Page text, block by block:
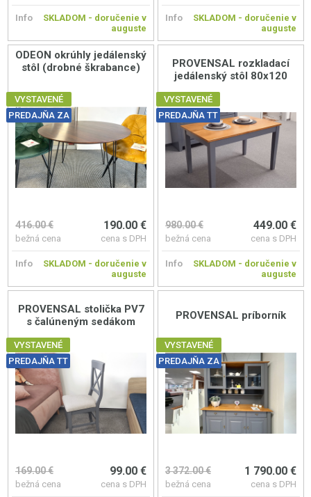
Info
SKLADOM - doručenie v
auguste
Info
SKLADOM - doručenie v
auguste
ODEON okrúhly jedálenský
stôl (drobné škrabance)
VYSTAVENÉ
PREDAJŇA ZA
416.00 €
bežná cena
190.00 €
cena s DPH
Info
SKLADOM - doručenie v
auguste
PROVENSAL rozkladací
jedálenský stôl 80x120
VYSTAVENÉ
PREDAJŇA TT
980.00 €
bežná cena
449.00 €
cena s DPH
Info
SKLADOM - doručenie v
auguste
PROVENSAL stolička PV7
s čalúneným sedákom
VYSTAVENÉ
PREDAJŇA TT
169.00 €
bežná cena
99.00 €
cena s DPH
PROVENSAL príborník
VYSTAVENÉ
PREDAJŇA ZA
3 372.00 €
bežná cena
1 790.00 €
cena s DPH